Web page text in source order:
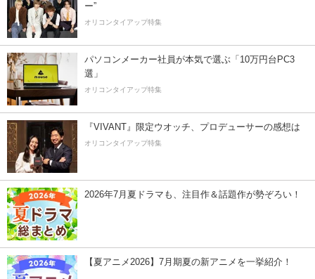
ー”
オリコンタイアップ特集
パソコンメーカー社員が本気で選ぶ「10万円台PC3
選」
オリコンタイアップ特集
『VIVANT』限定ウオッチ、プロデューサーの感想は
オリコンタイアップ特集
2026年7月夏ドラマも、注目作＆話題作が勢ぞろい！
【夏アニメ2026】7月期夏の新アニメを一挙紹介！